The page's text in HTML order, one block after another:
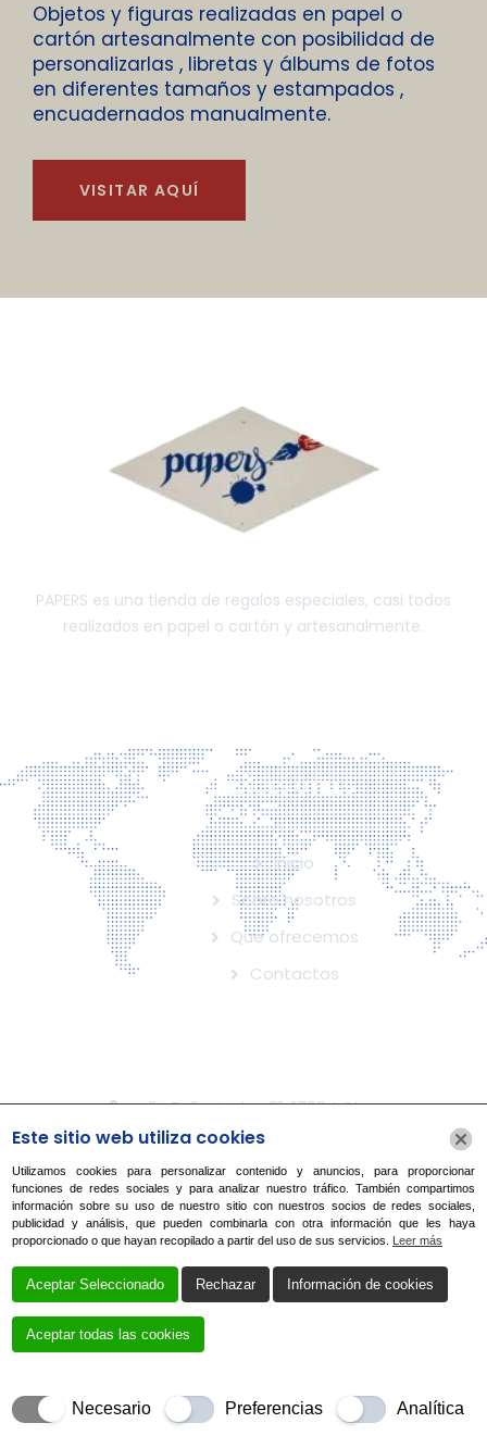
Objetos y figuras realizadas en papel o
cartón artesanalmente con posibilidad de
personalizarlas , libretas y álbums de fotos
en diferentes tamaños y estampados ,
encuadernados manualmente.
VISITAR AQUÍ
PAPERS es una tienda de regalos especiales, casi todos
realizados en papel o cartón y artesanalmente.
ENLACES ÚTILES
Inicio
Sobre nosotros
Que ofrecemos
Contactos
calle Ballesteries 31. 17004 Girona
papersgirona@gmail.com
972 223 753
Información Sobre El Tratamiento De Datos
Personales
Las cookies que utilizamos
Este sitio web utiliza cookies
Utilizamos cookies para personalizar contenido y anuncios, para proporcionar
funciones de redes sociales y para analizar nuestro tráfico. También compartimos
información sobre su uso de nuestro sitio con nuestros socios de redes sociales,
publicidad y análisis, que pueden combinarla con otra información que les haya
proporcionado o que hayan recopilado a partir del uso de sus servicios. Leer más
Aceptar Seleccionado Rechazar Información de cookies
Aceptar todas las cookies
Necesario Preferencias Analítica